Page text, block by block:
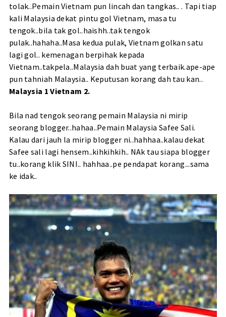
tolak..Pemain Vietnam pun lincah dan tangkas.. . Tapi tiap
kali Malaysia dekat pintu gol Vietnam, masa tu
tengok..bila tak gol..haishh..tak tengok
pulak..hahaha..Masa kedua pulak, Vietnam golkan satu
lagi gol.. kemenagan berpihak kepada
Vietnam..takpela..Malaysia dah buat yang terbaik.ape-ape
pun tahniah Malaysia.. Keputusan korang dah tau kan..
Malaysia 1 Vietnam 2.
Bila nad tengok seorang pemain Malaysia ni mirip
seorang blogger..hahaa..Pemain Malaysia Safee Sali.
Kalau dari jauh la mirip blogger ni..hahhaa..kalau dekat
Safee sali lagi hensem..kihkihkih.. NAk tau siapa blogger
tu..korang klik SINI.. hahhaa..pe pendapat korang...sama
ke idak..